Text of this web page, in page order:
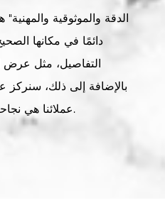
دائمًا في مكانها
التفاصيل، مثل عرض
بالإضافة إلى ذلك، سنركز
عملائنا هي نجاحنا. نحن لا نقدم فقط منتجات ممتازة، وخدمة أفضل.